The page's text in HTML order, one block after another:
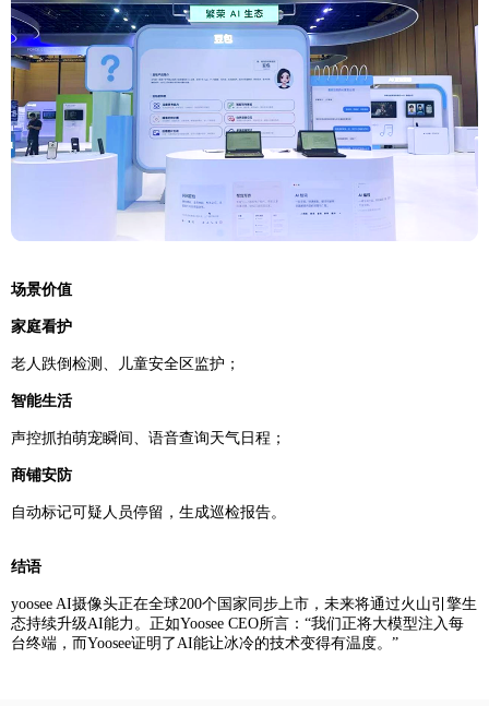
场景价值
家庭看护
老人跌倒检测、儿童安全区监护；
智能生活
声控抓拍萌宠瞬间、语音查询天气日程；
商铺安防
自动标记可疑人员停留，生成巡检报告。
结语
yoosee AI摄像头正在全球200个国家同步上市，未来将通过火山引擎生
态持续升级AI能力。正如Yoosee CEO所言：“我们正将大模型注入每
台终端，而Yoosee证明了AI能让冰冷的技术变得有温度。”